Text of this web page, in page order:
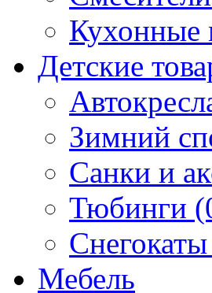
Кухонные
Детские
Зимний
Санки и
Тюбинги
Мебель